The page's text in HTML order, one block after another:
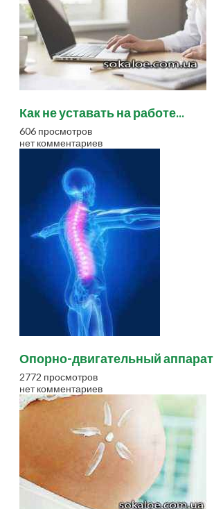
Как не уставать на работе...
606 просмотров
нет комментариев
Опорно-двигательный аппарат
2772 просмотров
нет комментариев